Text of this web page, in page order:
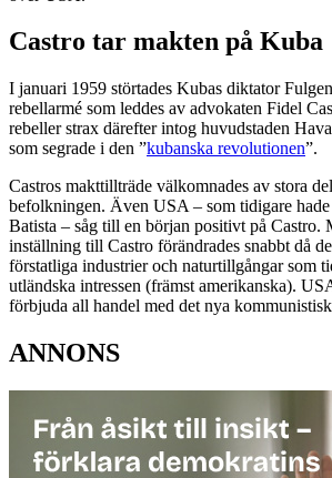
Castro tar makten på Kuba
I januari 1959 störtades Kubas diktator
rebellarmé som leddes av advokaten Fidel
rebeller strax därefter intog huvudstaden
som segrade i den ”kubanska revolutionen”.
Castros makttillträde välkomnades av stora
befolkningen. Även USA – som tidigare
Batista – såg till en början positivt på Castro.
inställning till Castro förändrades snabbt då
förstatliga industrier och naturtillgångar som
utländska intressen (främst amerikanska).
förbjuda all handel med det nya
ANNONS